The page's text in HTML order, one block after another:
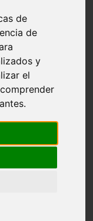
de
de
y
el